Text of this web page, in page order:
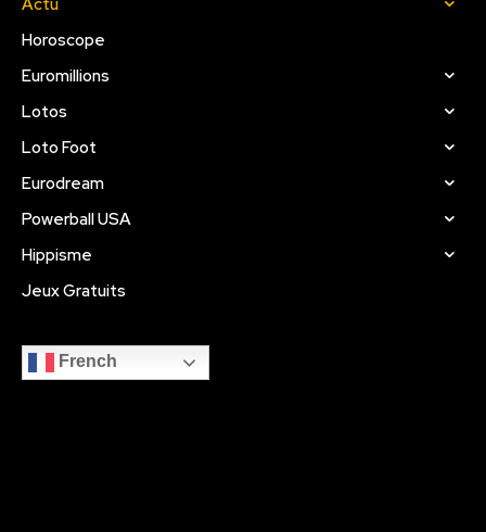
Horoscope
Euromillions
Lotos
Loto Foot
Eurodream
Powerball USA
Hippisme
Jeux Gratuits
French